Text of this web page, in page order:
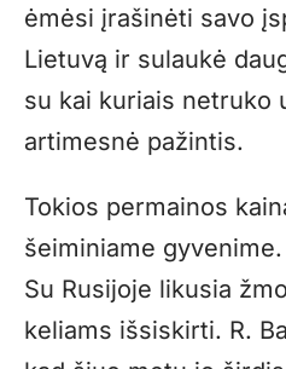
ėmėsi įrašinėti savo
Lietuvą ir sulaukė
su kai kuriais netruko
artimesnė pažintis.
Tokios permainos
šeiminiame gyvenime.
Su Rusijoje likusia
keliams išsiskirti. R.